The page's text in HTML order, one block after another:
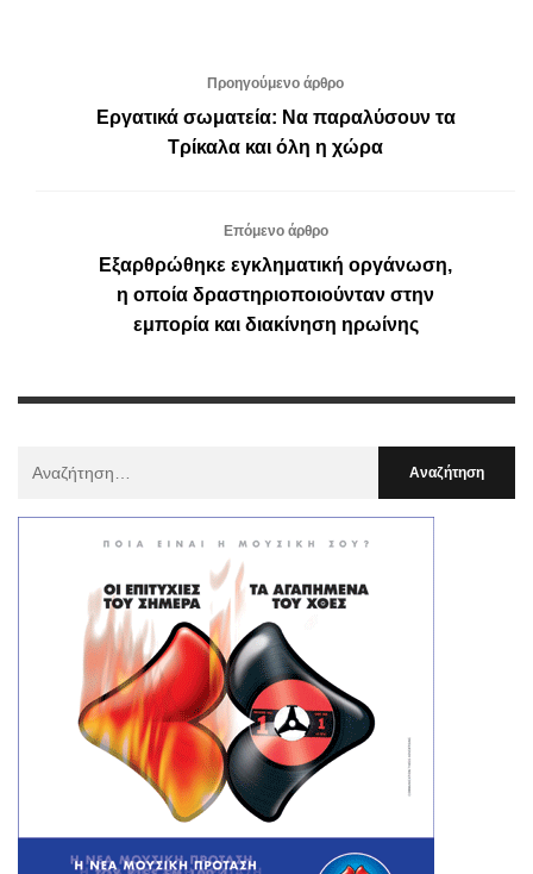
Προηγούμενο άρθρο
Εργατικά σωματεία: Να παραλύσουν τα
Τρίκαλα και όλη η χώρα
Επόμενο άρθρο
Εξαρθρώθηκε εγκληματική οργάνωση,
η οποία δραστηριοποιούνταν στην
εμπορία και διακίνηση ηρωίνης
: